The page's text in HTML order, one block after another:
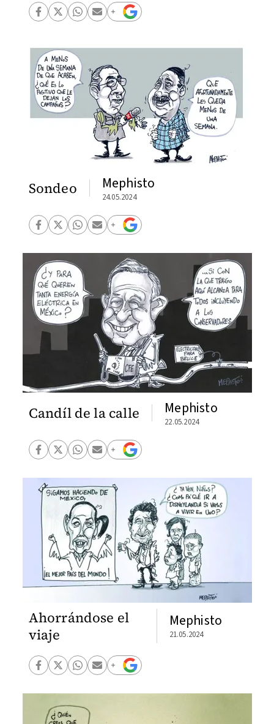
Sondeo Mephisto
24.05.2024
Candíl de la calle Mephisto
22.05.2024
Ahorrándose el
viaje
Mephisto
21.05.2024